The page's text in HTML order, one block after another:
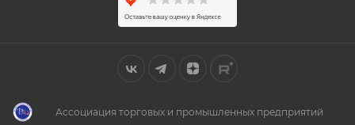
Ассоциация торговых и промышленных предприятий